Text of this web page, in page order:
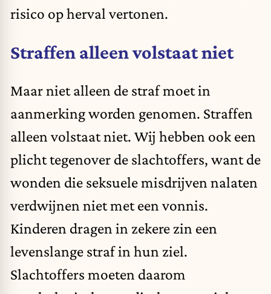
risico op herval vertonen.
Straffen alleen volstaat niet
Maar niet alleen de straf moet in
aanmerking worden genomen. Straffen
alleen volstaat niet. Wij hebben ook een
plicht tegenover de slachtoffers, want de
wonden die seksuele misdrijven nalaten
verdwijnen niet met een vonnis.
Kinderen dragen in zekere zin een
levenslange straf in hun ziel.
Slachtoffers moeten daarom